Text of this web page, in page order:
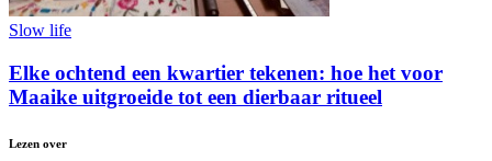
Slow life
Elke ochtend een kwartier tekenen: hoe het voor
Maaike uitgroeide tot een dierbaar ritueel
Lezen over